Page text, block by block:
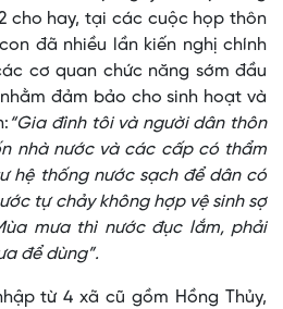
cho hay, tại các cuộc họp thôn
đã nhiều lần kiến nghị chính
cơ quan chức năng sớm đầu
đảm bảo cho sinh hoạt và
“Gia đình tôi và người dân thôn
nhà nước và các cấp có thẩm
hệ thống nước sạch để dân có
tự chảy không hợp vệ sinh sợ
mưa thì nước đục lắm, phải
để dùng”.
từ 4 xã cũ gồm Hồng Thủy,